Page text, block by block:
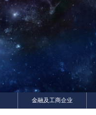
金融及工商企业